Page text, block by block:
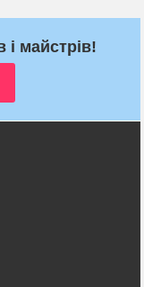
і майстрів!